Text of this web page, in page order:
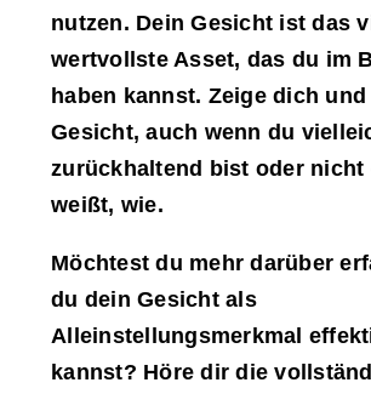
nutzen. Dein Gesicht ist das
wertvollste Asset, das du im
haben kannst. Zeige dich und
Gesicht, auch wenn du
zurückhaltend bist oder nicht
weißt, wie.
Möchtest du mehr darüber
du dein Gesicht als
Alleinstellungsmerkmal
kannst? Höre dir die